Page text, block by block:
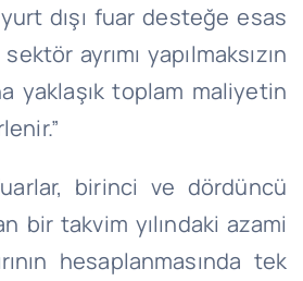
yurt dışı fuar desteğe esas
ayrımı yapılmaksızın
yaklaşık toplam maliyetin
birinci ve dördüncü
bir takvim yılındaki azami
hesaplanmasında tek